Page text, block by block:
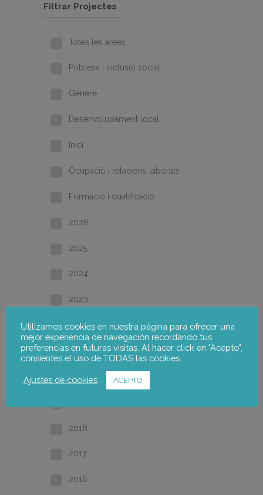
Filtrar Projectes
Totes les àrees
Pobresa i inclusió social
Gènere
Desenvolupament local
Inici
Ocupació i relacions laborals
Formació i qualificació
2026
2025
2024
2023
2022
2021
2020
2018
2017
2016
Utilizamos cookies en nuestra página para ofrecer una
mejor experiencia de navegación recordando tus
preferencias en futuras visitas. Al hacer click en "Acepto",
consientes el uso de TODAS las cookies.
Ajustes de cookies ACEPTO